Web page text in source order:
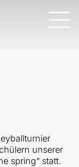
unserer
spring“ statt.